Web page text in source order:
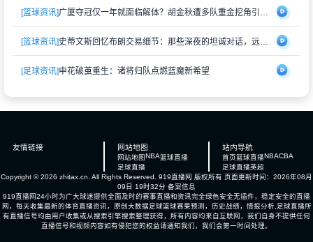
[篮球资讯] 广厦夺冠仅一年就面临解体？胡金秋遭多队重金挖角引猜测
[篮球资讯] 史蒂文斯回忆布朗交易细节：那些深夜的坦诚对话，远比想象中复杂
[足球资讯]申花破茧重生：诸将归队点燃蓝魔新希望
友情链接 网站地图
网站地图 NBA篮球直播
足球直播
站内导航
首页篮球直播NBACBA
足球直播英超
Copyright © 2026 zhitax.cn. All Rights Reserved. 919直播网 版权所有 页面更新时间：2026年08月
09日 19时32分 备案信息
919直播网24小时为广大球迷提供全面及时的赛事直播和资讯完全绿色安全无插件，稳定安全的直播
网，每天收集最新的体育直播资讯，原创大数据足球篮球赛果预测，历史战绩，情报分析,足球直播所
有直播信号均由用户收集或从搜索引擎搜索整理获得，所有内容均来自互联网，我们自身不提供任何
直播信号和视频内容如有侵犯您的权益请通知我们，我们会第一时间处理。